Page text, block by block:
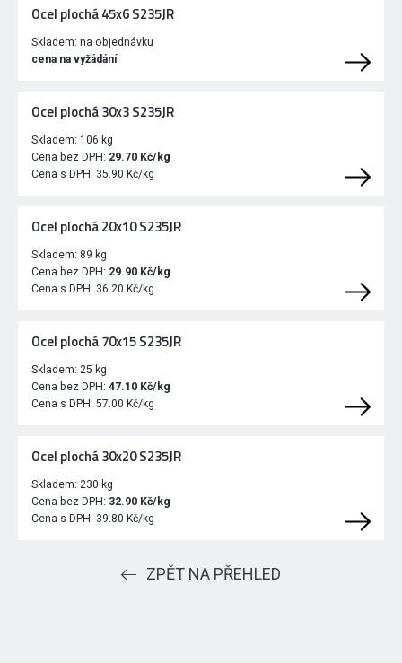
Ocel plochá 45x6 S235JR
Skladem: na objednávku
cena na vyžádání
Ocel plochá 30x3 S235JR
Skladem: 106 kg
Cena bez DPH: 29.70 Kč/kg
Cena s DPH: 35.90 Kč/kg
Ocel plochá 20x10 S235JR
Skladem: 89 kg
Cena bez DPH: 29.90 Kč/kg
Cena s DPH: 36.20 Kč/kg
Ocel plochá 70x15 S235JR
Skladem: 25 kg
Cena bez DPH: 47.10 Kč/kg
Cena s DPH: 57.00 Kč/kg
Ocel plochá 30x20 S235JR
Skladem: 230 kg
Cena bez DPH: 32.90 Kč/kg
Cena s DPH: 39.80 Kč/kg
ZPĚT NA PŘEHLED